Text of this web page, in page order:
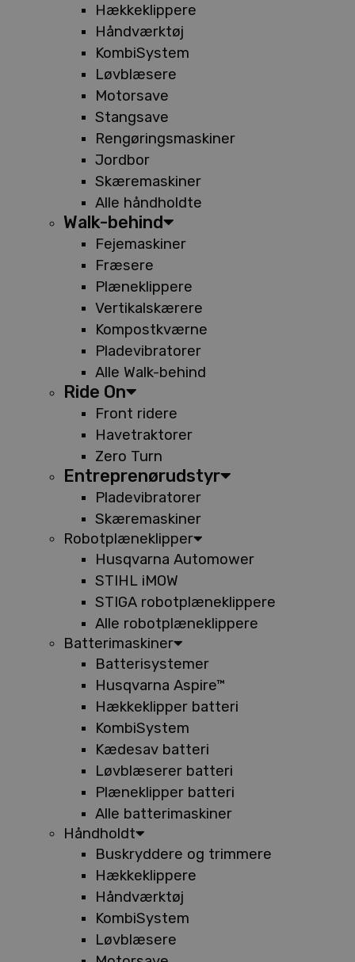
Hækkeklippere
Håndværktøj
KombiSystem
Løvblæsere
Motorsave
Stangsave
Rengøringsmaskiner
Jordbor
Skæremaskiner
Alle håndholdte
Walk-behind
Fejemaskiner
Fræsere
Plæneklippere
Vertikalskærere
Kompostkværne
Pladevibratorer
Alle Walk-behind
Ride On
Front ridere
Havetraktorer
Zero Turn
Entreprenørudstyr
Pladevibratorer
Skæremaskiner
Robotplæneklipper
Husqvarna Automower
STIHL iMOW
STIGA robotplæneklippere
Alle robotplæneklippere
Batterimaskiner
Batterisystemer
Husqvarna Aspire™
Hækkeklipper batteri
KombiSystem
Kædesav batteri
Løvblæserer batteri
Plæneklipper batteri
Alle batterimaskiner
Håndholdt
Buskryddere og trimmere
Hækkeklippere
Håndværktøj
KombiSystem
Løvblæsere